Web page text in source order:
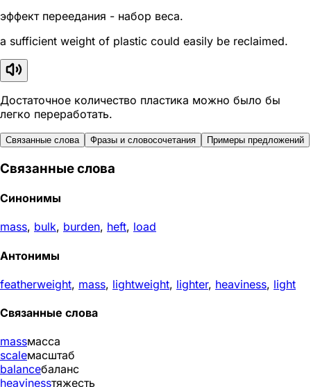
эффект переедания - набор веса.
a sufficient weight of plastic could easily be reclaimed.
Достаточное количество пластика можно было бы
легко переработать.
Связанные слова Фразы и словосочетания Примеры предложений
Связанные слова
Синонимы
mass, bulk, burden, heft, load
Антонимы
featherweight, mass, lightweight, lighter, heaviness, light
Связанные слова
massмасса
scaleмасштаб
balanceбаланс
heavinessтяжесть